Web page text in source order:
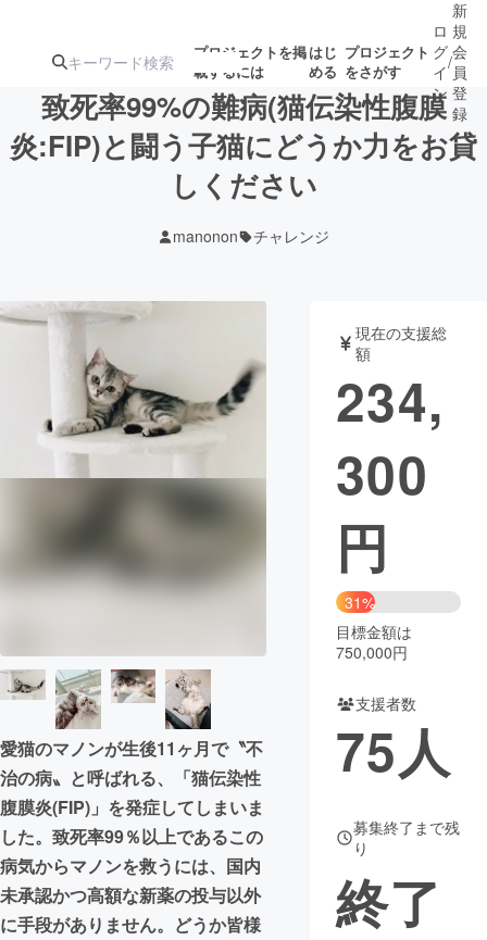
プロジェクトを掲
載するには
はじ
める
プロジェクト
をさがす
注目の新着プロ
ジェクト
募集終了が近いプ
映像・映画 書籍・雑誌
チャレンジ
まちづくり・地域活性化
CAMPFIRE for Social Good
CAMPFIRE Creation
コミュニティ
ロ
グ
イ
ン
/
新
規
会
員
登
録
致死率99%の難病(猫伝染性腹膜
炎:FIP)と闘う子猫にどうか力をお貸
しください
manonon チャレンジ
愛猫のマノンが生後11ヶ月で〝不
治の病〟と呼ばれる、「猫伝染性
腹膜炎(FIP)」を発症してしまいま
した。致死率99％以上であるこの
病気からマノンを救うには、国内
未承認かつ高額な新薬の投与以外
に手段がありません。どうか皆様
現在の支援総
額
234,
300
円
31%
目標金額は
750,000円
支援者数
75人
募集終了まで残
り
終了